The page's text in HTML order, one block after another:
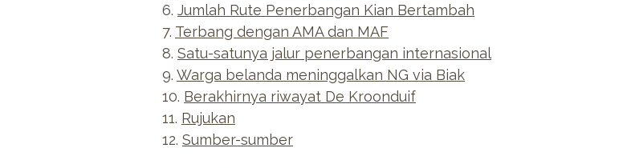
6. Jumlah Rute Penerbangan Kian Bertambah
7. Terbang dengan AMA dan MAF
8. Satu-satunya jalur penerbangan internasional
9. Warga belanda meninggalkan NG via Biak
10. Berakhirnya riwayat De Kroonduif
11. Rujukan
12. Sumber-sumber